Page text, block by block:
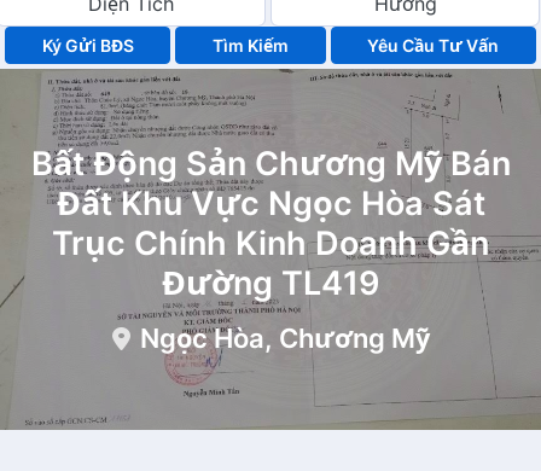
Ký Gửi BĐS Yêu Cầu Tư Vấn
Bất Động Sản Chương Mỹ Bán
Đất Khu Vực Ngọc Hòa Sát
Trục Chính Kinh Doanh Gần
Đường TL419
Ngọc Hòa, Chương Mỹ